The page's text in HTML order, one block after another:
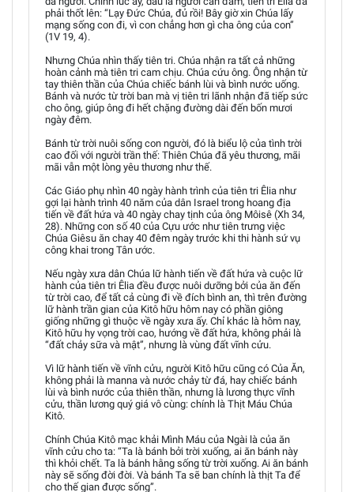
phải thốt lên: “Lạy Đức Chúa, đủ rồi! Bây giờ xin Chúa lấy
mạng sống con đi, vì con chẳng hơn gì cha ông của con”
(1V 19, 4).
Nhưng Chúa nhìn thấy tiên tri. Chúa nhận ra tất cả những
hoàn cảnh mà tiên tri cam chịu. Chúa cứu ông. Ông nhận từ
tay thiên thần của Chúa chiếc bánh lùi và bình nước uống.
Bánh và nước từ trời ban mà vị tiên tri lãnh nhận đã tiếp sức
cho ông, giúp ông đi hết chặng đường dài đến bốn mươi
ngày đêm.
Bánh từ trời nuôi sống con người, đó là biểu lộ của tình trời
cao đối với người trần thế: Thiên Chúa đã yêu thương, mãi
mãi vẫn một lòng yêu thương như thế.
Các Giáo phụ nhìn 40 ngày hành trình của tiên tri Êlia như
gợi lại hành trình 40 năm của dân Israel trong hoang địa
tiến về đất hứa và 40 ngày chay tịnh của ông Môisê (Xh 34,
28). Những con số 40 của Cựu ước như tiên trưng việc
Chúa Giêsu ăn chay 40 đêm ngày trước khi thi hành sứ vụ
công khai trong Tân ước.
Nếu ngày xưa dân Chúa lữ hành tiến về đất hứa và cuộc lữ
hành của tiên tri Êlia đều được nuôi dưỡng bởi của ăn đến
từ trời cao, để tất cả cùng đi về đích bình an, thì trên đường
lữ hành trần gian của Kitô hữu hôm nay có phần giông
giống những gì thuộc về ngày xưa ấy. Chỉ khác là hôm nay,
Kitô hữu hy vọng trời cao, hướng về đất hứa, không phải là
“đất chảy sữa và mật”, nhưng là vùng đất vĩnh cửu.
Vì lữ hành tiến về vĩnh cửu, người Kitô hữu cũng có Của Ăn,
không phải là manna và nước chảy từ đá, hay chiếc bánh
lùi và bình nước của thiên thần, nhưng là lương thực vĩnh
cửu, thần lương quý giá vô cùng: chính là Thịt Máu Chúa
Kitô.
Chính Chúa Kitô mạc khải Mình Máu của Ngài là của ăn
vĩnh cửu cho ta: “Ta là bánh bởi trời xuống, ai ăn bánh này
thì khỏi chết. Ta là bánh hằng sống từ trời xuống. Ai ăn bánh
này sẽ sống đời đời. Và bánh Ta sẽ ban chính là thịt Ta để
cho thế gian được sống”.